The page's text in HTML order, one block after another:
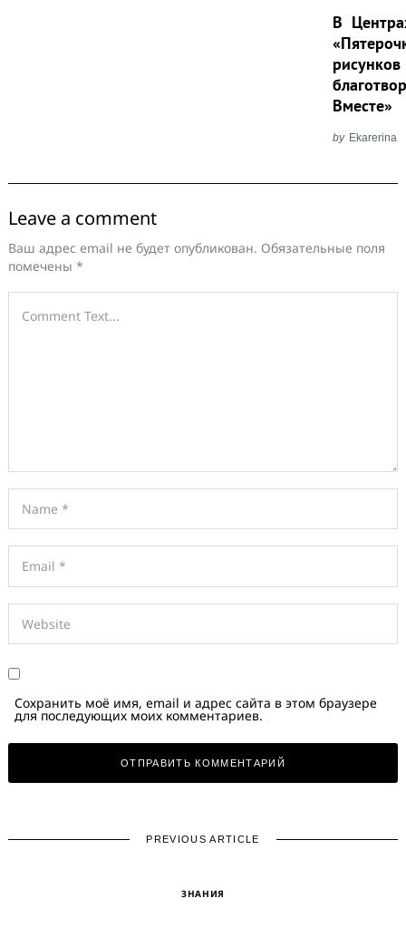
В
Вместе»
by Ekarerina
Leave a comment
Ваш адрес email не будет опубликован. Обязательные поля
помечены *
Сохранить моё имя, email и адрес сайта в этом браузере
для последующих моих комментариев.
PREVIOUS ARTICLE
ЗНАНИЯ